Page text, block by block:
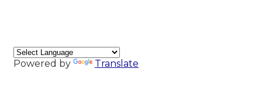
Powered by Translate